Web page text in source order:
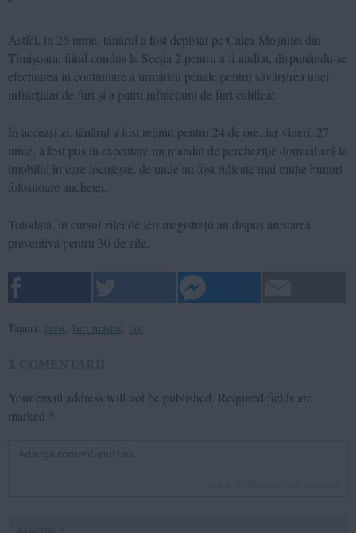
Astfel, în 26 iunie, tânărul a fost depistat pe Calea Moșnitei din
Timișoara, fiind condus la Secția 2 pentru a fi audiat, dispunându-se
efectuarea în continuare a urmăririi penale pentru săvârșirea unei
infracțiuni de furt și a patru infracțiuni de furt calificat.
În aceeași zi, tânărul a fost reținut pentru 24 de ore, iar vineri, 27
iunie, a fost pus în executare un mandat de percheziție domiciliară la
imobilul în care locuiește, de unde au fost ridicate mai multe bunuri
folositoare anchetei.
Totodată, în cursul zilei de ieri magistrații au dispus arestarea
preventivă pentru 30 de zile.
Taguri: arest furt masini hot
Your email address will not be published. Required fields are
marked *